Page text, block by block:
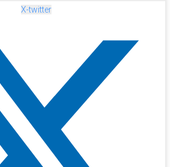
X-twitter